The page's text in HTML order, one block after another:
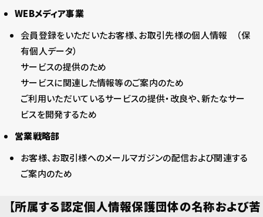
WEBメディア事業
会員登録をいただいたお客様、お取引先様の個人情報 （保
有個人データ）
サービスの提供のため
サービスに関連した情報等のご案内のため
ご利用いただいているサービスの提供・改良や、新たなサー
ビスを開発するため
営業戦略部
お客様、お取引様へのメールマガジンの配信および関連する
ご案内のため
【所属する認定個人情報保護団体の名称および苦